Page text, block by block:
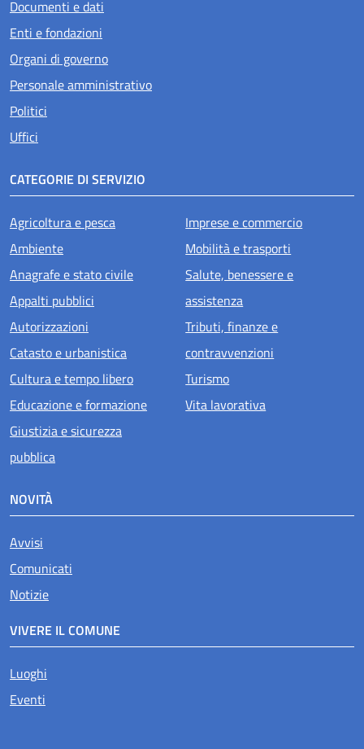
Documenti e dati
Enti e fondazioni
Organi di governo
Personale amministrativo
Politici
Uffici
CATEGORIE DI SERVIZIO
Agricoltura e pesca
Ambiente
Anagrafe e stato civile
Appalti pubblici
Autorizzazioni
Catasto e urbanistica
Cultura e tempo libero
Educazione e formazione
Giustizia e sicurezza
pubblica
Imprese e commercio
Mobilità e trasporti
Salute, benessere e
assistenza
Tributi, finanze e
contravvenzioni
Turismo
Vita lavorativa
NOVITÀ
Avvisi
Comunicati
Notizie
VIVERE IL COMUNE
Luoghi
Eventi